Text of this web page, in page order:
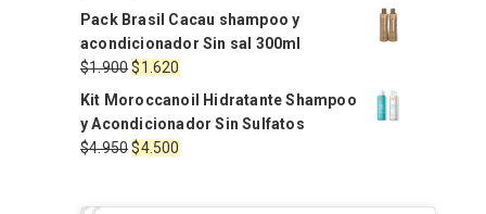
precio
original
era:
$2.470.
actual
es:
$2.100.
Pack Brasil Cacau shampoo y
acondicionador Sin sal 300ml
$1.900El
original
era:
$1.900.
$1.620
precio
actual
es:
$1.620.
Kit Moroccanoil Hidratante Shampoo
y Acondicionador Sin Sulfatos
$4.950El
$4.500